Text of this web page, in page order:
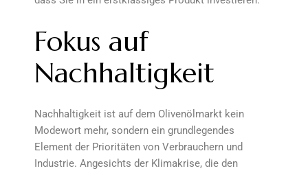
Fokus auf
Nachhaltigkeit
Nachhaltigkeit ist auf dem Olivenölmarkt kein
Modewort mehr, sondern ein grundlegendes
Element der Prioritäten von Verbrauchern und
Industrie. Angesichts der Klimakrise, die den